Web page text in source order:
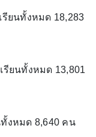
ยนทั้งหมด 18,283
ยนทั้งหมด 13,801
งหมด 8,640 คน